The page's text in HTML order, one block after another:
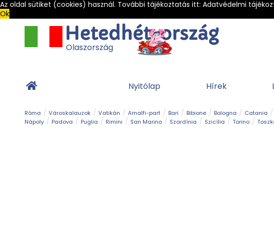
Az oldal sütiket (cookies) használ. További tájékoztatás itt: Adatvédelmi
Ok
Olaszország
Nyitólap Hírek
Róma Városkalauzok Vatikán Amalfi-part Bari Bibione Bologna Catania
Nápoly
Padova Puglia Rimini San Marino Szardínia Szicília Torino